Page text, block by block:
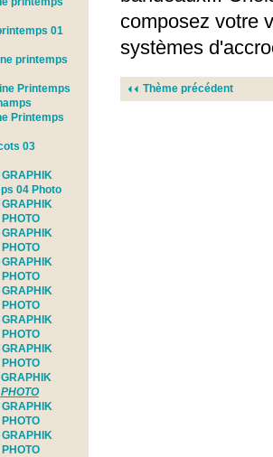
01
printemps
Printemps
Printemps
03
GRAPHIK
04 Photo
GRAPHIK
GRAPHIK
GRAPHIK
GRAPHIK
GRAPHIK
GRAPHIK
GRAPHIK
GRAPHIK
GRAPHIK
composez votre
systèmes
Thème précédent